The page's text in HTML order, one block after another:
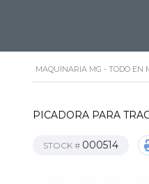
MAQUINARIA MG - TODO EN
PICADORA PARA
STOCK # 000514